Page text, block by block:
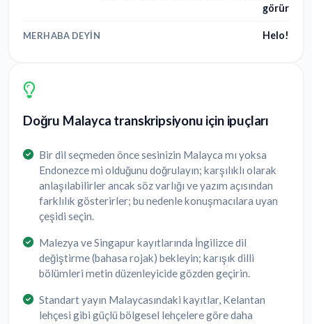
görür
MERHABA DEYIN Helo!
Doğru Malayca transkripsiyonu için ipuçları
Bir dil seçmeden önce sesinizin Malayca mı yoksa
Endonezce mi olduğunu doğrulayın; karşılıklı olarak
anlaşılabilirler ancak söz varlığı ve yazım açısından
farklılık gösterirler; bu nedenle konuşmacılara uyan
çeşidi seçin.
Malezya ve Singapur kayıtlarında İngilizce dil
değiştirme (bahasa rojak) bekleyin; karışık dilli
bölümleri metin düzenleyicide gözden geçirin.
Standart yayın Malaycasındaki kayıtlar, Kelantan
lehçesi gibi güçlü bölgesel lehçelere göre daha